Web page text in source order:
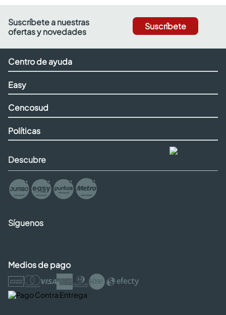
Suscríbete a nuestras
ofertas y novedades
Suscríbete
Centro de ayuda
Easy
Cencosud
Políticas
Descubre
Síguenos
Medios de pago
escritorio
armarios closet
comedores
neveras